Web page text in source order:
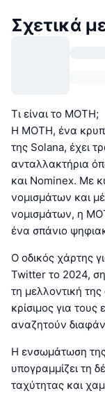
Σχετικά
Τι είναι το MOTH;
Η MOTH, ένα
της Solana, έχει
ανταλλακτήρια
και Nominex. Με
νομισμάτων και
νομισμάτων, η
ένα σπάνιο
Ο οδικός χάρτης
Twitter το 2024,
τη μελλοντική
κρίσιμος για
αναζητούν
Η ενσωμάτωση
υπογραμμίζει τη
ταχύτητας και